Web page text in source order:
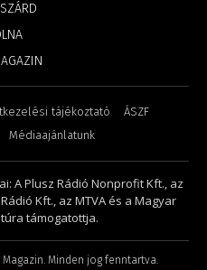
tájékoztató
ÁSZF
Médiaajánlatunk
A Plusz Rádió Nonprofit Kft., az
Kft., az MTVA és a Magyar
támogatottja.
Minden jog fenntartva.